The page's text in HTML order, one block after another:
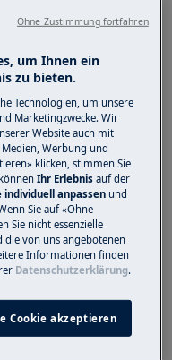
Android versions
that enhance
protected with
: We want
with disabilities,
or lower, you
the app.
um Ihnen ein
zu bieten.
Technologien, um unsere
Marketingzwecke. Wir
Website auch mit
Werbung und
klicken, stimmen Sie
Ihr Erlebnisauf der
individuell anpassen und
Sie auf «Ohne
Sie nicht essenzielle
die von uns angebotenen
Informationen finden
Datenschutzerklärung.
Cookie akzeptieren
Ohne Zustimmung fortfahren